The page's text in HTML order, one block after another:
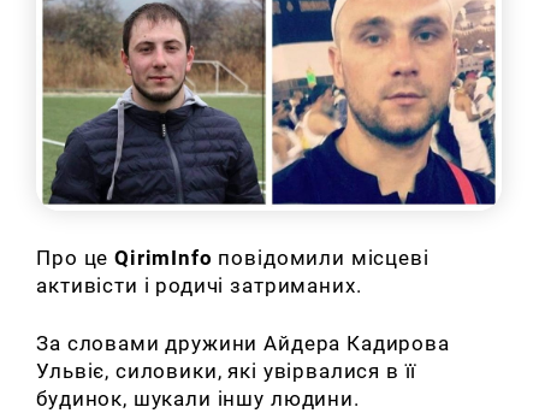
Про цеQirimInfo повідомили місцеві
активісти і родичі затриманих.
За словами дружини Айдера Кадирова
Ульвіє, силовики, які увірвалися в її
будинок, шукали іншу людини.